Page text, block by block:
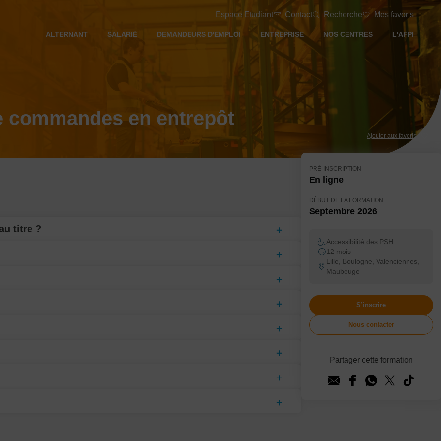
Espace Etudiant Contact Recherche Mes favoris
ALTERNANT SALARIÉ DEMANDEURS D'EMPLOI ENTREPRISE NOS CENTRES L'AFPI
commandes en entrepôt
Ajouter aux favoris
titre ?
PRÉ-INSCRIPTION
En ligne
DÉBUT DE LA FORMATION
Septembre 2026
Accessibilité des PSH
12 mois
Lille, Boulogne, Valenciennes,
Maubeuge
S’inscrire
Nous contacter
Partager cette formation